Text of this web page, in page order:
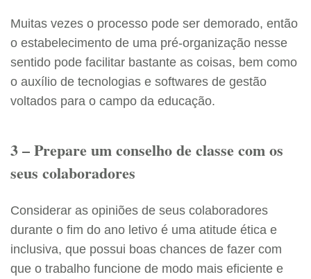
Muitas vezes o processo pode ser demorado, então
o estabelecimento de uma pré-organização nesse
sentido pode facilitar bastante as coisas, bem como
o auxílio de tecnologias e softwares de gestão
voltados para o campo da educação.
3 – Prepare um conselho de classe com os
seus colaboradores
Considerar as opiniões de seus colaboradores
durante o fim do ano letivo é uma atitude ética e
inclusiva, que possui boas chances de fazer com
que o trabalho funcione de modo mais eficiente e